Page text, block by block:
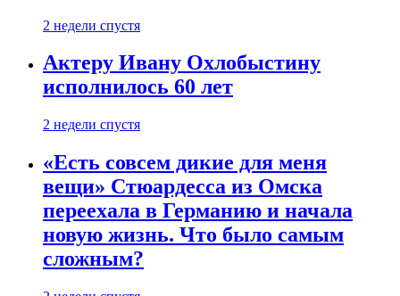
2 недели спустя
Актеру Ивану Охлобыстину
исполнилось 60 лет
2 недели спустя
«Есть совсем дикие для меня
вещи» Стюардесса из Омска
переехала в Германию и начала
новую жизнь. Что было самым
сложным?